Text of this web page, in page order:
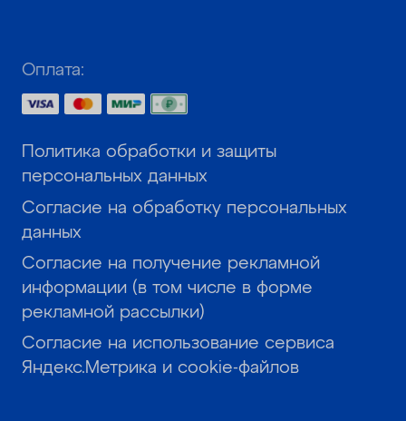
Оплата:
Политика обработки и защиты
персональных данных
Согласие на обработку персональных
данных
Согласие на получение рекламной
информации (в том числе в форме
рекламной рассылки)
Согласие на использование сервиса
Яндекс.Метрика и cookie-файлов